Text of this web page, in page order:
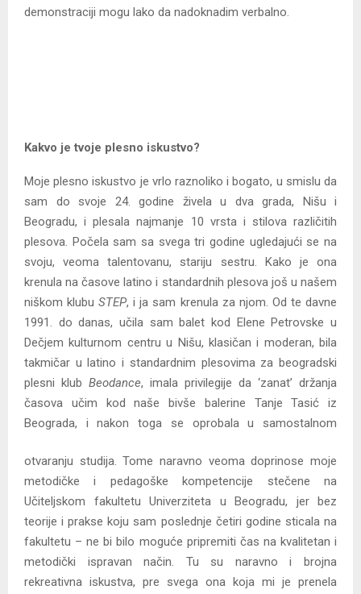
demonstraciji mogu lako da nadoknadim verbalno.
Kakvo je tvoje plesno iskustvo?
Moje plesno iskustvo je vrlo raznoliko i bogato, u smislu da
sam do svoje 24. godine živela u dva grada, Nišu i
Beogradu, i plesala najmanje 10 vrsta i stilova različitih
plesova. Počela sam sa svega tri godine ugledajući se na
svoju, veoma talentovanu, stariju sestru. Kako je ona
krenula na časove latino i standardnih plesova još u našem
niškom klubuSTEP, i ja sam krenula za njom. Od te davne
1991. do danas, učila sam balet kod Elene Petrovske u
Dečjem kulturnom centru u Nišu, klasičan i moderan, bila
takmičar u latino i standardnim plesovima za beogradski
plesni klub Beodance, imala privilegije da ‘zanat’ držanja
časova učim kod naše bivše balerine Tanje Tasić iz
Beograda, i nakon toga se oprobala u samostalnom
otvaranju studija. Tome naravno veoma doprinose moje
metodičke i pedagoške kompetencije stečene na
Učiteljskom fakultetu Univerziteta u Beogradu, jer bez
teorije i prakse koju sam poslednje četiri godine sticala na
fakultetu – ne bi bilo moguće pripremiti čas na kvalitetan i
metodički ispravan način. Tu su naravno i brojna
rekreativna iskustva, pre svega ona koja mi je prenela